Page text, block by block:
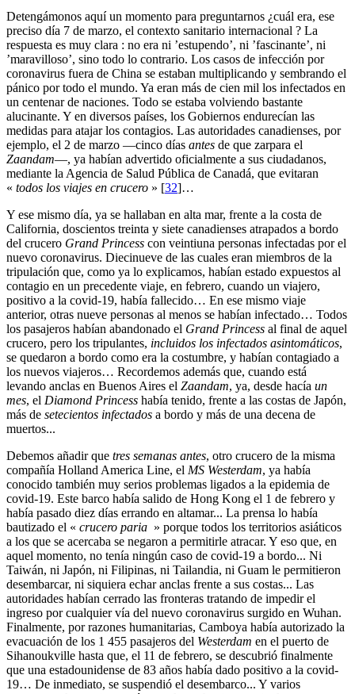
Detengámonos aquí un momento para preguntarnos ¿cuál era, ese
preciso día 7 de marzo, el contexto sanitario internacional ? La
respuesta es muy clara : no era ni ’estupendo’, ni ’fascinante’, ni
’maravilloso’, sino todo lo contrario. Los casos de infección por
coronavirus fuera de China se estaban multiplicando y sembrando el
pánico por todo el mundo. Ya eran más de cien mil los infectados en
un centenar de naciones. Todo se estaba volviendo bastante
alucinante. Y en diversos países, los Gobiernos endurecían las
medidas para atajar los contagios. Las autoridades canadienses, por
ejemplo, el 2 de marzo —cinco días antes de que zarpara el
Zaandam—, ya habían advertido oficialmente a sus ciudadanos,
mediante la Agencia de Salud Pública de Canadá, que evitaran
« todos los viajes en crucero » [32]…
Y ese mismo día, ya se hallaban en alta mar, frente a la costa de
California, doscientos treinta y siete canadienses atrapados a bordo
del crucero Grand Princess con veintiuna personas infectadas por el
nuevo coronavirus. Diecinueve de las cuales eran miembros de la
tripulación que, como ya lo explicamos, habían estado expuestos al
contagio en un precedente viaje, en febrero, cuando un viajero,
positivo a la covid-19, había fallecido… En ese mismo viaje
anterior, otras nueve personas al menos se habían infectado… Todos
los pasajeros habían abandonado el Grand Princess al final de aquel
crucero, pero los tripulantes, incluidos los infectados asintomáticos,
se quedaron a bordo como era la costumbre, y habían contagiado a
los nuevos viajeros… Recordemos además que, cuando está
levando anclas en Buenos Aires el Zaandam, ya, desde hacía un
mes, el Diamond Princess había tenido, frente a las costas de Japón,
más de setecientos infectados a bordo y más de una decena de
muertos...
Debemos añadir que tres semanas antes, otro crucero de la misma
compañía Holland America Line, el MS Westerdam, ya había
conocido también muy serios problemas ligados a la epidemia de
covid-19. Este barco había salido de Hong Kong el 1 de febrero y
había pasado diez días errando en altamar... La prensa lo había
bautizado el « crucero paria » porque todos los territorios asiáticos
a los que se acercaba se negaron a permitirle atracar. Y eso que, en
aquel momento, no tenía ningún caso de covid-19 a bordo... Ni
Taiwán, ni Japón, ni Filipinas, ni Tailandia, ni Guam le permitieron
desembarcar, ni siquiera echar anclas frente a sus costas... Las
autoridades habían cerrado las fronteras tratando de impedir el
ingreso por cualquier vía del nuevo coronavirus surgido en Wuhan.
Finalmente, por razones humanitarias, Camboya había autorizado la
evacuación de los 1 455 pasajeros del Westerdam en el puerto de
Sihanoukville hasta que, el 11 de febrero, se descubrió finalmente
que una estadounidense de 83 años había dado positivo a la covid-
19… De inmediato, se suspendió el desembarco... Y varios